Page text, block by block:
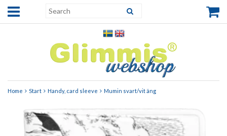
Home Start Handy, card sleeve Mumin svart/vit äng